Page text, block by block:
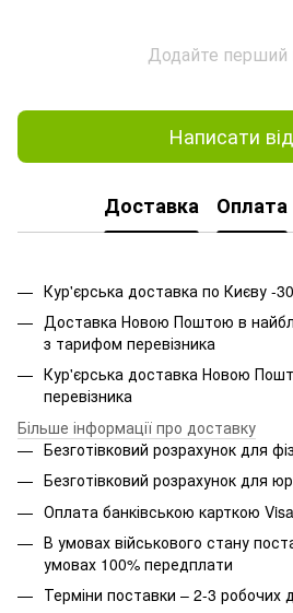
Додайте перший
Написати
Доставка Оплата
Кур'єрська доставка по Києву -
Доставка Новою Поштою в
з тарифом перевізника
Кур'єрська доставка Новою
перевізника
Більше інформації про доставку
Безготівковий розрахунок для
Безготівковий розрахунок для
Оплата банківською карткою
В умовах військового стану
умовах 100% передплати
Терміни поставки – 2-3 робочих